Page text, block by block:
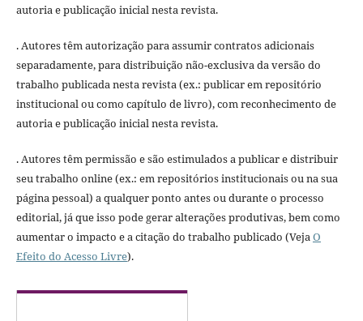
autoria e publicação inicial nesta revista.
. Autores têm autorização para assumir contratos adicionais
separadamente, para distribuição não-exclusiva da versão do
trabalho publicada nesta revista (ex.: publicar em repositório
institucional ou como capítulo de livro), com reconhecimento de
autoria e publicação inicial nesta revista.
. Autores têm permissão e são estimulados a publicar e distribuir
seu trabalho online (ex.: em repositórios institucionais ou na sua
página pessoal) a qualquer ponto antes ou durante o processo
editorial, já que isso pode gerar alterações produtivas, bem como
aumentar o impacto e a citação do trabalho publicado (VejaO
Efeito do Acesso Livre).